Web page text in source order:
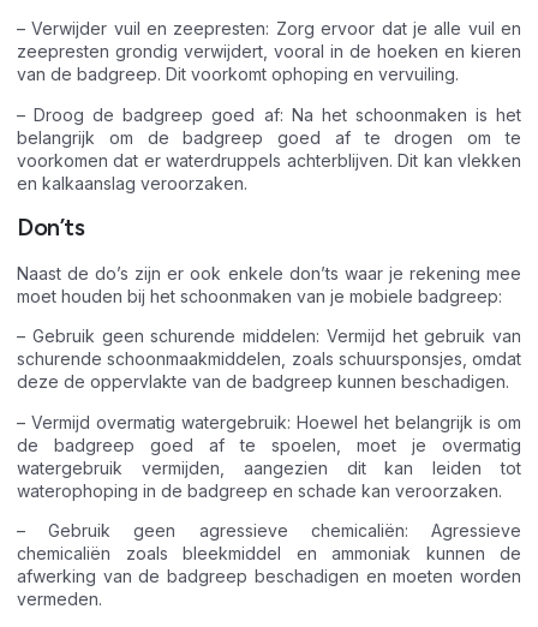
– Verwijder vuil en zeepresten: Zorg ervoor dat je alle vuil en
zeepresten grondig verwijdert, vooral in de hoeken en kieren
van de badgreep. Dit voorkomt ophoping en vervuiling.
– Droog de badgreep goed af: Na het schoonmaken is het
belangrijk om de badgreep goed af te drogen om te
voorkomen dat er waterdruppels achterblijven. Dit kan vlekken
en kalkaanslag veroorzaken.
Don’ts
Naast de do’s zijn er ook enkele don’ts waar je rekening mee
moet houden bij het schoonmaken van je mobiele badgreep:
– Gebruik geen schurende middelen: Vermijd het gebruik van
schurende schoonmaakmiddelen, zoals schuursponsjes, omdat
deze de oppervlakte van de badgreep kunnen beschadigen.
– Vermijd overmatig watergebruik: Hoewel het belangrijk is om
de badgreep goed af te spoelen, moet je overmatig
watergebruik vermijden, aangezien dit kan leiden tot
waterophoping in de badgreep en schade kan veroorzaken.
– Gebruik geen agressieve chemicaliën: Agressieve
chemicaliën zoals bleekmiddel en ammoniak kunnen de
afwerking van de badgreep beschadigen en moeten worden
vermeden.